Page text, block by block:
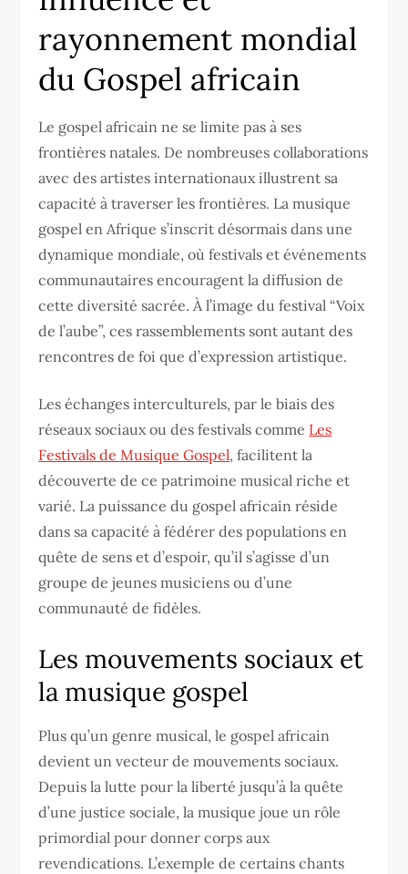
rayonnement mondial
du Gospel africain
Le gospel africain ne se limite pas à ses
frontières natales. De nombreuses collaborations
avec des artistes internationaux illustrent sa
capacité à traverser les frontières. La musique
gospel en Afrique s’inscrit désormais dans une
dynamique mondiale, où festivals et événements
communautaires encouragent la diffusion de
cette diversité sacrée. À l’image du festival “Voix
de l’aube”, ces rassemblements sont autant des
rencontres de foi que d’expression artistique.
Les échanges interculturels, par le biais des
réseaux sociaux ou des festivals comme Les
Festivals de Musique Gospel, facilitent la
découverte de ce patrimoine musical riche et
varié. La puissance du gospel africain réside
dans sa capacité à fédérer des populations en
quête de sens et d’espoir, qu’il s’agisse d’un
groupe de jeunes musiciens ou d’une
communauté de fidèles.
Les mouvements sociaux et
la musique gospel
Plus qu’un genre musical, le gospel africain
devient un vecteur de mouvements sociaux.
Depuis la lutte pour la liberté jusqu’à la quête
d’une justice sociale, la musique joue un rôle
primordial pour donner corps aux
revendications. L’exemple de certains chants